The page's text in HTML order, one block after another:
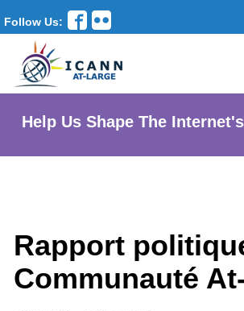
Follow Us:
Help Us Shape The
Rapport
Communauté